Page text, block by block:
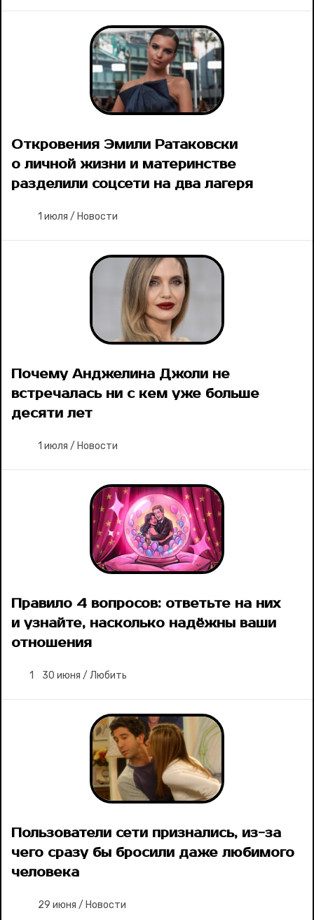
Откровения Эмили Ратаковски
о личной жизни и материнстве
разделили соцсети на два лагеря
1 июля / Новости
Почему Анджелина Джоли не
встречалась ни с кем уже больше
десяти лет
1 июля / Новости
Правило 4 вопросов: ответьте на них
и узнайте, насколько надёжны ваши
отношения
1 30 июня / Любить
Пользователи сети признались, из-за
чего сразу бы бросили даже любимого
человека
29 июня / Новости